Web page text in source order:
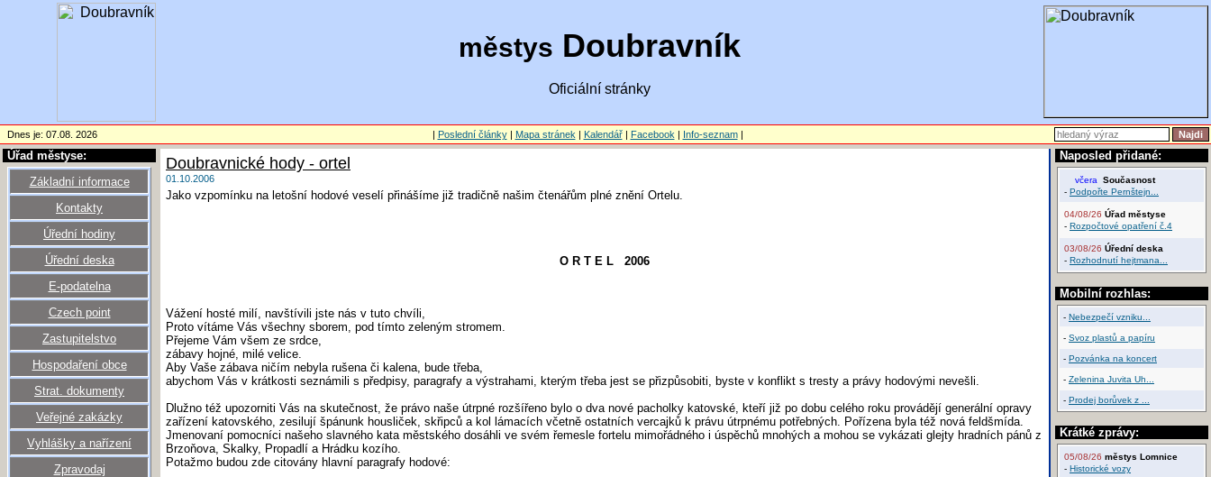
městys Doubravník
Oficiální stránky
Dnes je: 07.08. 2026 | Poslední články| Mapa stránek | Kalendář| Facebook | Info-seznam|
Úřad městyse:
Základní informace
Kontakty
Úřední hodiny
Úřední deska
E-podatelna
Czech point
Zastupitelstvo
Hospodaření obce
Strat. dokumenty
Veřejné zakázky
Vyhlášky a nařízení
Zpravodaj
Naposled přidané:
včera Současnost
- Podpořte Pernštejn...
04/08/26 Úřad městyse
- Rozpočtové opatření č.4
03/08/26 Úřední deska
- Rozhodnutí hejtmana...
Mobilní rozhlas:
- Nebezpečí vzniku...
- Svoz plastů a papíru
- Pozvánka na koncert
- Zelenina Juvita Uh...
- Prodej borůvek z ...
Krátké zprávy:
05/08/26 městys Lomnice
- Historické vozy
Doubravnické hody - ortel
01.10.2006
Jako vzpomínku na letošní hodové veselí přinášíme již tradičně našim čtenářům plné znění Ortelu.
O R T E L 2006
Vážení hosté milí, navštívili jste nás v tuto chvíli,
Proto vítáme Vás všechny sborem, pod tímto zeleným stromem.
Přejeme Vám všem ze srdce,
zábavy hojné, milé velice.
Aby Vaše zábava ničím nebyla rušena či kalena, bude třeba,
abychom Vás v krátkosti seznámili s předpisy, paragrafy a výstrahami, kterým třeba jest se přizpůsobiti, byste v konflikt s tresty a právy hodovými nevešli.
Dlužno též upozorniti Vás na skutečnost, že právo naše útrpné rozšířeno bylo o dva nové pacholky katovské, kteří již po dobu celého roku provádějí generální opravy
zařízení katovského, zesilují špánunk housliček, skřipců a kol lámacích včetně ostatních vercajků k právu útrpnému potřebných. Pořízena byla též nová feldšmída.
Jmenovaní pomocníci našeho slavného kata městského dosáhli ve svém řemesle fortelu mimořádného i úspěchů mnohých a mohou se vykázati glejty hradních pánů z
Brzoňova, Skalky, Propadlí a Hrádku kozího.
Potažmo budou zde citovány hlavní paragrafy hodové: